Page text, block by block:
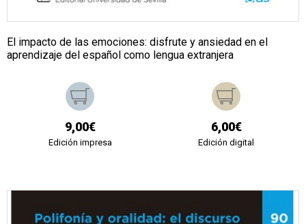
El impacto de las emociones: disfrute y ansiedad en el
aprendizaje del español como lengua extranjera
9,00€
Edición impresa
6,00€
Edición digital